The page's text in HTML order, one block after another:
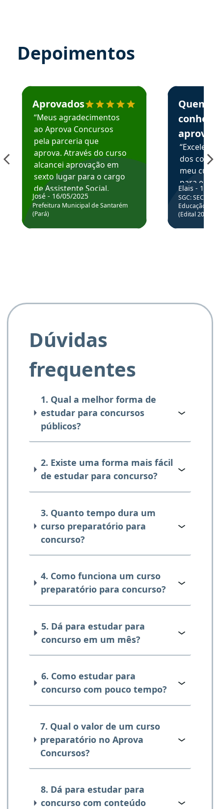
Depoimentos
Estudante José recomenda o Aprova Concursos em
Aprovados
“Meus agradecimentos
ao Aprova Concursos
pela parceria que
aprova. Através do curso
alcancei aprovação em
sexto lugar para o cargo
de Assistente Social.
Hoje estou atuando na
Prefeitura de Santarém.
José - 16/05/2025
Prefeitura Municipal de Santarém
(Pará)
Estudante
Quem
aprova
dos
meu
para
colocar
através
de
Elais - 15/
SGC: SEC BA
Educação
(Edital
Dúvidas
frequentes
1. Qual a melhor forma de
estudar para concursos
públicos?
2. Existe uma forma mais fácil
de estudar para concurso?
3. Quanto tempo dura um
curso preparatório para
concurso?
4. Como funciona um curso
preparatório para concurso?
5. Dá para estudar para
concurso em um mês?
6. Como estudar para
concurso com pouco tempo?
7. Qual o valor de um curso
preparatório no Aprova
Concursos?
8. Dá para estudar para
concurso com conteúdo